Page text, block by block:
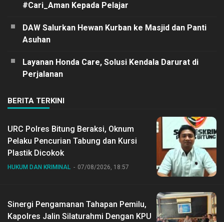
#Cari_Aman Kepada Pelajar
DAW Salurkan Hewan Kurban ke Masjid dan Panti
Asuhan
Layanan Honda Care, Solusi Kendala Darurat di
Perjalanan
BERITA TERKINI
URC Polres Bitung Beraksi, Oknum
Pelaku Pencurian Tabung dan Kursi
Plastik Dicokok
HUKUM DAN KRIMINAL 07/08/2026, 18:57
Sinergi Pengamanan Tahapan Pemilu,
Kapolres Jalin Silaturahmi Dengan KPU